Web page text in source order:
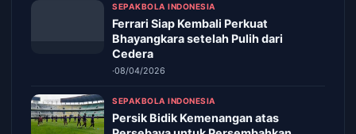
SEPAKBOLA INDONESIA
Ferrari Siap Kembali Perkuat
Bhayangkara setelah Pulih dari
Cedera
·08/04/2026
SEPAKBOLA INDONESIA
Persik Bidik Kemenangan atas